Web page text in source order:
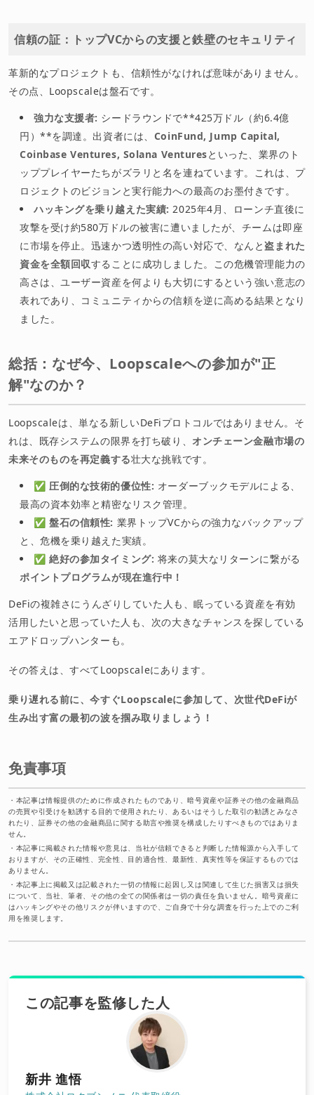
信頼の証：トップVCからの支援と鉄壁のセキュリティ
革新的なプロジェクトも、信頼性がなければ意味がありません。
その点、Loopscaleは盤石です。
強力な支援者: シードラウンドで**425万ドル（約6.4億
円）**を調達。出資者には、 CoinFund, Jump Capital,
Coinbase Ventures, Solana Venturesといった、業界のト
ッププレイヤーたちがズラリと名を連ねています。これは、プ
ロジェクトのビジョンと実行能力への最高のお墨付きです。
ハッキングを乗り越えた実績: 2025年4月、ローンチ直後に
攻撃を受け約580万ドルの被害に遭いましたが、チームは即座
に市場を停止。迅速かつ透明性の高い対応で、なんと盗まれた
資金を全額回収することに成功しました。この危機管理能力の
高さは、ユーザー資産を何よりも大切にするという強い意志の
表れであり、コミュニティからの信頼を逆に高める結果となり
ました。
総括：なぜ今、Loopscaleへの参加が"正
解"なのか？
Loopscaleは、単なる新しいDeFiプロトコルではありません。そ
れは、既存システムの限界を打ち破り、 オンチェーン金融市場の
未来そのものを再定義する壮大な挑戦です。
✅ 圧倒的な技術的優位性: オーダーブックモデルによる、
最高の資本効率と精密なリスク管理。
✅盤石の信頼性: 業界トップVCからの強力なバックアップ
と、危機を乗り越えた実績。
✅絶好の参加タイミング: 将来の莫大なリターンに繋がる
ポイントプログラムが現在進行中！
DeFiの複雑さにうんざりしていた人も、眠っている資産を有効
活用したいと思っていた人も、次の大きなチャンスを探している
エアドロップハンターも。
その答えは、すべてLoopscaleにあります。
乗り遅れる前に、今すぐLoopscaleに参加して、次世代DeFiが
生み出す富の最初の波を掴み取りましょう！
免責事項
・ 本記事は情報提供のために作成されたものであり、暗号資産や証券その他の金融商品
の売買や引受けを勧誘する目的で使用されたり、あるいはそうした取引の勧誘とみなさ
れたり、証券その他の金融商品に関する助言や推奨を構成したりすべきものではありま
せん。
・ 本記事に掲載された情報や意見は、当社が信頼できると判断した情報源から入手して
おりますが、その正確性、完全性、目的適合性、最新性、真実性等を保証するものでは
ありません。
・ 本記事上に掲載又は記載された一切の情報に起因し又は関連して生じた損害又は損失
について、当社、筆者、その他の全ての関係者は一切の責任を負いません。暗号資産に
はハッキングやその他リスクが伴いますので、ご自身で十分な調査を行った上でのご利
用を推奨します。
この記事を監修した人
新井 進悟